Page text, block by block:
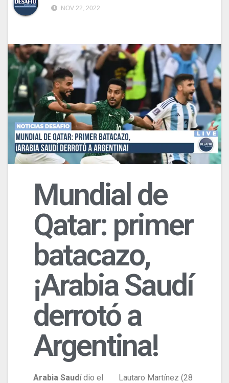
NOV 22, 2022
Mundial de
Qatar: primer
batacazo,
¡Arabia Saudí
derrotó a
Argentina!
Arabia Saudí dio el
Lautaro Martínez (28